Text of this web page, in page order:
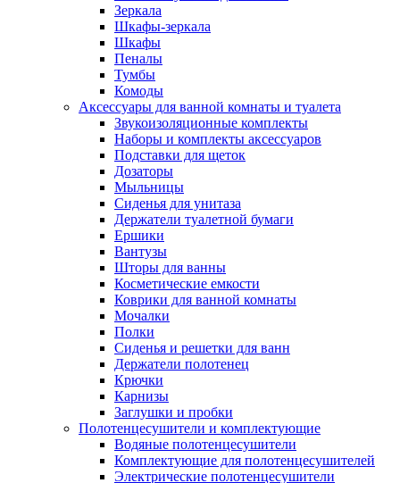
Зеркала
Шкафы-зеркала
Шкафы
Пеналы
Тумбы
Комоды
Аксессуары для ванной комнаты и туалета
Звукоизоляционные комплекты
Наборы и комплекты аксессуаров
Подставки для щеток
Дозаторы
Мыльницы
Сиденья для унитаза
Держатели туалетной бумаги
Ершики
Вантузы
Шторы для ванны
Косметические емкости
Коврики для ванной комнаты
Мочалки
Полки
Сиденья и решетки для ванн
Держатели полотенец
Крючки
Карнизы
Заглушки и пробки
Полотенцесушители и комплектующие
Водяные полотенцесушители
Комплектующие для полотенцесушителей
Электрические полотенцесушители